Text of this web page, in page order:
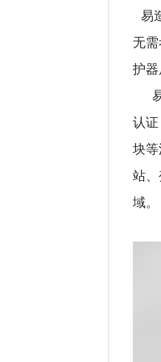
易
无
护器
易
认
块
站
域。